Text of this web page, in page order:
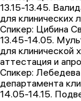
13.15-13.45.
для клинических
Спикер: Цибина
13.45-14.05.
для клинической
аттестация и
Спикер:
департамента
14.05-14.15.